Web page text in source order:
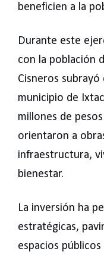
beneficien a la
Durante este
con la población
Cisneros subrayó
municipio de
millones de
orientaron a
infraestructura,
bienestar.
La inversión ha
estratégicas,
espacios